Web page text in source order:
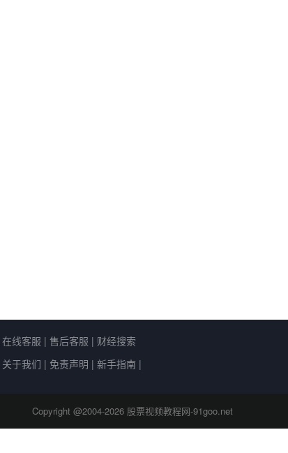
在线客服 | 售后客服 | 财经搜索
关于我们 | 免责声明 | 新手指南 |
Copyright @2004-2026 股票视频教程网-91goo.net